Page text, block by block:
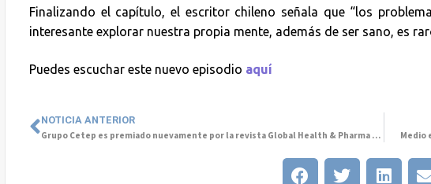
Finalizando el capítulo, el escritor chileno señala que “los
interesante explorar nuestra propia mente, además de ser sano, es
Puedes escuchar este nuevo episodio aquí
NOTICIA ANTERIOR
Grupo Cetep es premiado nuevamente por la revista Global Health & Pharma como la mejor red de Salud Mental Medio